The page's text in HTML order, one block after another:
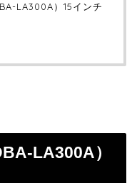
LA300A）15インチ
LA300A）